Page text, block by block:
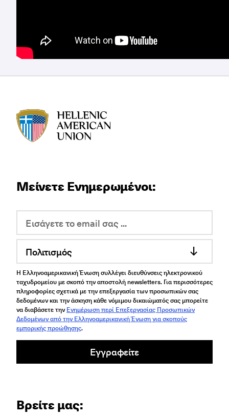
Μείνετε Ενημερωμένοι:
Πολιτισμός
Η Ελληνοαμερικανική Ένωση συλλέγει διευθύνσεις ηλεκτρονικού
ταχυδρομείου με σκοπό την αποστολή newsletters. Για περισσότερες
πληροφορίες σχετικά με την επεξεργασία των προσωπικών σας
δεδομένων και την άσκηση κάθε νόμιμου δικαιώματός σας μπορείτε
να διαβάσετε την Ενημέρωση περί Επεξεργασίας Προσωπικών
Δεδομένων από την Ελληνοαμερικανική Ένωση για σκοπούς
εμπορικής προώθησης.
Εγγραφείτε
Βρείτε μας: